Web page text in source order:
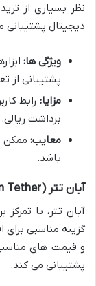
دیجیتال پشتیبانی
ویژگی ها:
پشتیبانی از
مزایا: رابط
برداشت ریالی.
معایب: ممکن
باشد.
آبان تتر (Aban Tether)
آبان تتر، با تمرکز
گزینه مناسبی برای
پشتیبانی می کند.